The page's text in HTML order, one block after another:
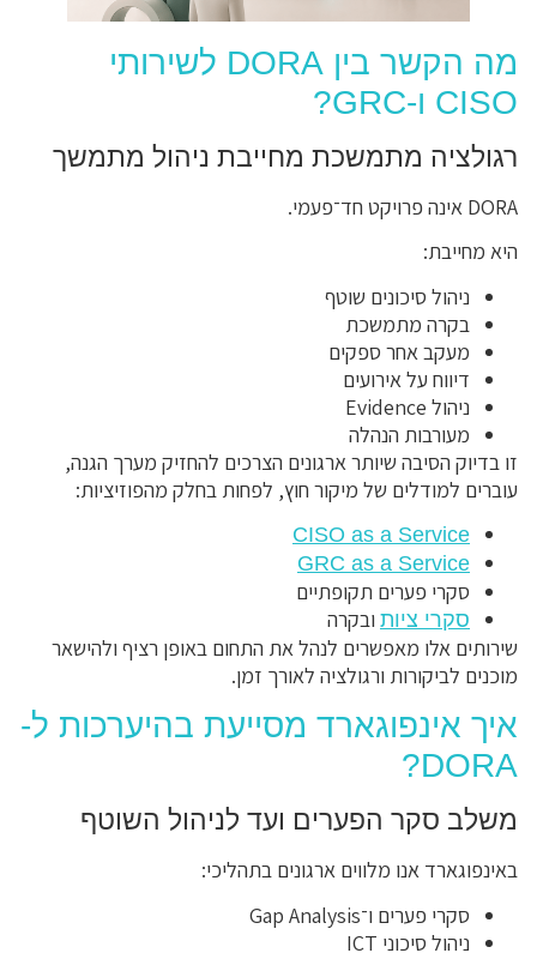
מה הקשר בין DORA לשירותי
CISO ו-GRC?
רגולציה מתמשכת מחייבת ניהול מתמשך
DORA אינה פרויקט חד־פעמי.
היא מחייבת:
ניהול סיכונים שוטף
בקרה מתמשכת
מעקב אחר ספקים
דיווח על אירועים
ניהול Evidence
מעורבות הנהלה
זו בדיוק הסיבה שיותר ארגונים הצרכים להחזיק מערך הגנה,
עוברים למודלים של מיקור חוץ, לפחות בחלק מהפוזיציות:
CISO as a Service
GRC as a Service
סקרי פערים תקופתיים
סקרי ציות ובקרה
שירותים אלו מאפשרים לנהל את התחום באופן רציף ולהישאר
מוכנים לביקורות ורגולציה לאורך זמן.
איך אינפוגארד מסייעת בהיערכות ל-
DORA?
משלב סקר הפערים ועד לניהול השוטף
באינפוגארד אנו מלווים ארגונים בתהליכי:
סקרי פערים ו־Gap Analysis
ניהול סיכוני ICT